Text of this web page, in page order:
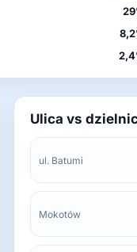
Ulica vs
ul. Batumi
Mokotów